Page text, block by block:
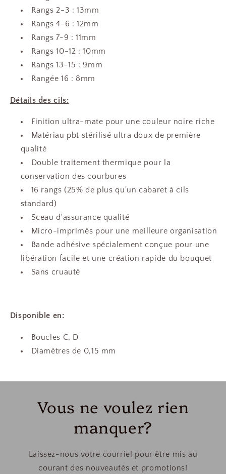
Rangs 2-3 : 13mm
Rangs 4-6 : 12mm
Rangs 7-9 : 11mm
Rangs 10-12 : 10mm
Rangs 13-15 : 9mm
Rangée 16 : 8mm
Détails des cils:
Finition ultra-mate pour une couleur noire riche
Matériau pbt stérilisé ultra doux de première
qualité
Double traitement thermique pour la
conservation des courbures
16 rangs (25% de plus qu'un cabaret à cils
standard)
Sceau d'assurance qualité
Micro-imprimés pour une meilleure organisation
Bande adhésive spécialement conçue pour une
libération facile et une création rapide du bouquet
Sans cruauté
Disponible en:
Boucles C, D
Diamètres de 0,15 mm
Vous ne voulez rien
manquer?
Laissez-nous votre courriel pour être mis au
courant des nouveautés et promotions!